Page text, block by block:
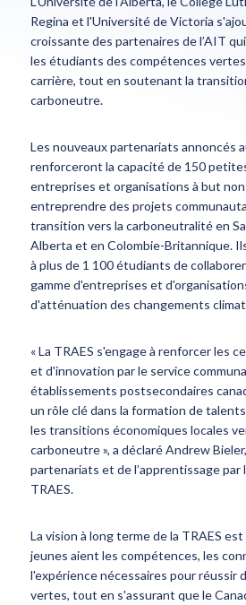
Regina et l'Université de Victoria
croissante des partenaires de l’AIT
les étudiants des compétences
carrière, tout en soutenant la
carboneutre.
Les nouveaux partenariats annoncés
renforceront la capacité de 150
entreprises et organisations à but
entreprendre des projets
transition vers la carboneutralité en
Alberta et en Colombie-Britannique.
à plus de 1 100 étudiants de
gamme d'entreprises et
d'atténuation des changements
« La TRAES s'engage à renforcer les
et d'innovation par le service
établissements postsecondaires
un rôle clé dans la formation de
les transitions économiques locales
carboneutre », a déclaré Andrew
partenariats et de l’apprentissage par
TRAES.
La vision à long terme de la TRAES
jeunes aient les compétences, les
l'expérience nécessaires pour réussir
vertes, tout en s'assurant que le